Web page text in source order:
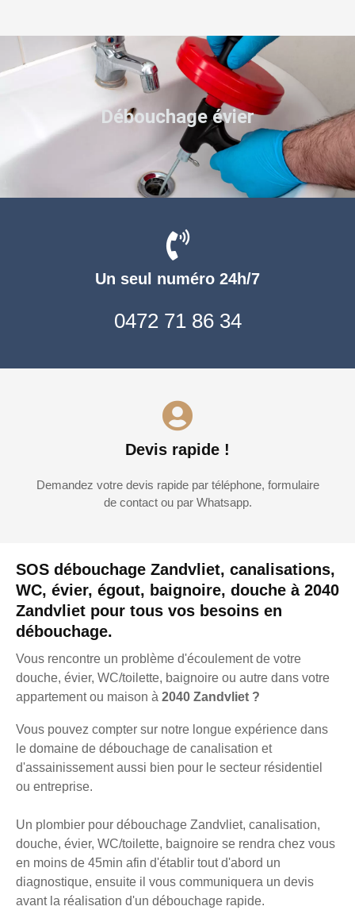
SOS débouchage Zandvliet, canalisations,
WC, évier, égout, baignoire, douche à 2040
Zandvliet pour tous vos besoins en
débouchage.
Vous rencontre un problème d'écoulement de votre
douche, évier, WC/toilette, baignoire ou autre dans votre
appartement ou maison à 2040 Zandvliet ?
Vous pouvez compter sur notre longue expérience dans
le domaine de débouchage de canalisation et
d'assainissement aussi bien pour le secteur résidentiel
ou entreprise.
Un plombier pour débouchage Zandvliet, canalisation,
douche, évier, WC/toilette, baignoire se rendra chez vous
en moins de 45min afin d'établir tout d'abord un
diagnostique, ensuite il vous communiquera un devis
avant la réalisation d'un débouchage rapide.
Un seul numéro 24h/7
0472 71 86 34
Devis rapide !
Demandez votre devis rapide par téléphone, formulaire
de contact ou par Whatsapp.
Débouchage évier